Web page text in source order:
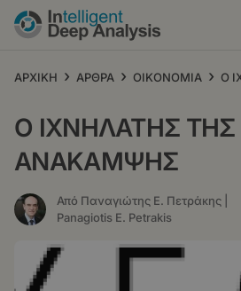
Παράκαμψη
προς
κυρίως
ΑΡΧΙΚΗ › ΑΡΘΡΑ › ΟΙΚΟΝΟΜΙΑ › Ο
Ο ΙΧΝΗΛΑΤΗΣ ΤΗΣ
ΑΝΑΚΑΜΨΗΣ
Από Παναγιώτης Ε. Πετράκης |
Panagiotis E. Petrakis